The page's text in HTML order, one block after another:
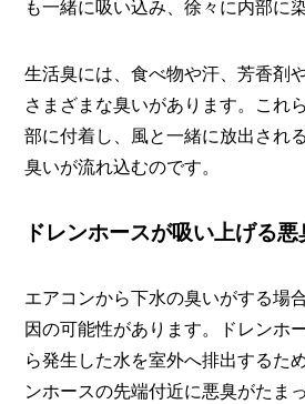
も一緒に吸い込み、徐々に内部に
生活臭には、食べ物や汗、芳香剤
さまざまな臭いがあります。これ
部に付着し、風と一緒に放出され
臭いが流れ込むのです。
ドレンホースが吸い上げる悪
エアコンから下水の臭いがする場
因の可能性があります。ドレンホ
ら発生した水を室外へ排出するた
ンホースの先端付近に悪臭がたま